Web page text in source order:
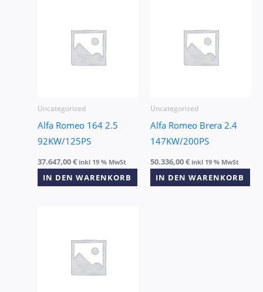
Uncategorized
Alfa Romeo 164 2.5
92KW/125PS
37.647,00€ inkl 19 % MwSt
IN DEN WARENKORB
Uncategorized
Alfa Romeo Brera 2.4
147KW/200PS
50.336,00€ inkl 19 % MwSt
IN DEN WARENKORB